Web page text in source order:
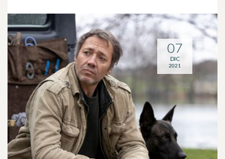
07
DIC
2021